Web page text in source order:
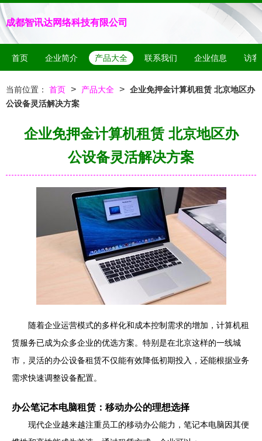
成都智讯达网络科技有限公司
首页 企业简介 产品大全 联系我们 企业信息 访客
当前位置： 首页 > 产品大全 > 企业免押金计算机租赁 北京地区办
公设备灵活解决方案
企业免押金计算机租赁 北京地区办
公设备灵活解决方案
随着企业运营模式的多样化和成本控制需求的增加，计算机租
赁服务已成为众多企业的优选方案。特别是在北京这样的一线城
市，灵活的办公设备租赁不仅能有效降低初期投入，还能根据业务
需求快速调整设备配置。
办公笔记本电脑租赁：移动办公的理想选择
现代企业越来越注重员工的移动办公能力，笔记本电脑因其便